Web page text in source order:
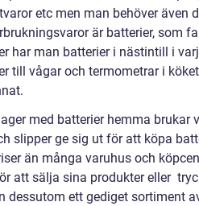
etc men man behöver
är batterier, som
har man batterier i nästintill i
till vågar och termometrar i
med batterier hemma
slipper ge sig ut för att köpa
än många varuhus och
att sälja sina produkter eller
dessutom ett gediget sortiment